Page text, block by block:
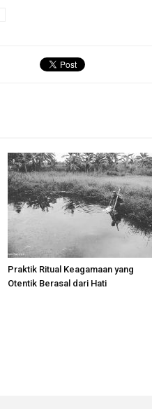
Praktik Ritual Keagamaan yang
Otentik Berasal dari Hati